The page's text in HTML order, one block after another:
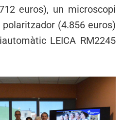
euros), un microscopi
(4.856 euros)
LEICA RM2245